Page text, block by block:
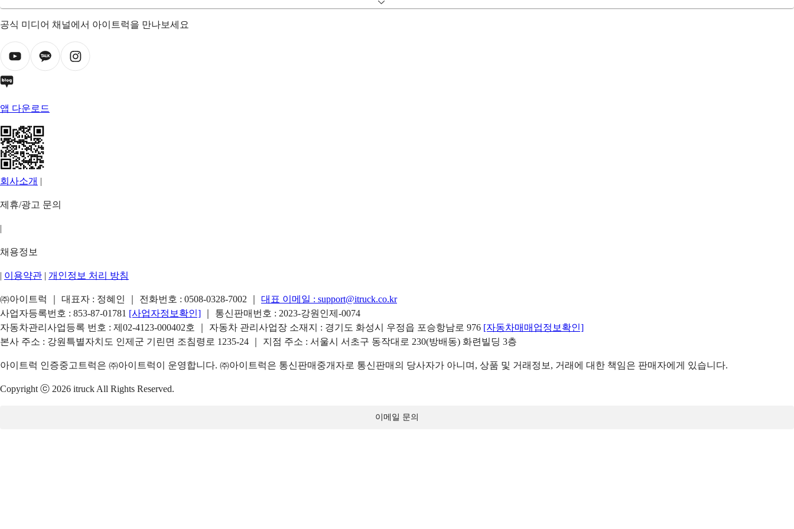
공식 미디어 채널에서 아이트럭을 만나보세요
앱 다운로드
회사소개 |
제휴/광고 문의
|
채용정보
| 이용약관 | 개인정보 처리 방침
㈜아이트럭 ｜ 대표자 : 정혜인 ｜ 전화번호 : 0508-0328-7002 대표 이메일 : support@itruck.co.kr
사업자등록번호 : 853-87-01781 [사업자정보확인]
｜ 통신판매번호 : 2023-강원인제-0074
자동차관리사업등록 번호 : 제02-4123-000402호 ｜ 자동차 관리사업장 소재지 : 경기도 화성시 우정읍 포승항남로 976 [자동차매매업정보확인]
본사 주소 : 강원특별자치도 인제군 기린면 조침령로 1235-24 ｜ 지점 주소 : 서울시 서초구 동작대로 230(방배동) 화련빌딩 3층
아이트럭 인증중고트럭은 ㈜아이트럭이 운영합니다. ㈜아이트럭은 통신판매중개자로 통신판매의 당사자가 아니며, 상품 및 거래정보, 거래에 대한 책임은 판매자에게 있습니다.
Copyright ⓒ 2026 itruck All Rights Reserved.
이메일 문의